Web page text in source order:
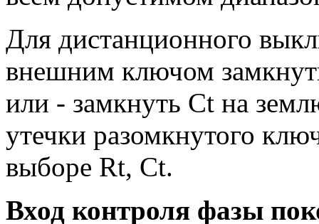
Для дистанционного
внешним ключом
или - замкнуть Ct на
утечки разомкнутого
выборе Rt, Ct.
Вход контроля фазы